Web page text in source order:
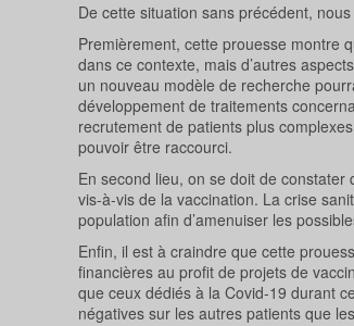
De cette situation sans précédent,
Premièrement, cette prouesse montre
dans ce contexte, mais d’autres
un nouveau modèle de recherche
développement de traitements
recrutement de patients plus
pouvoir être raccourci.
En second lieu, on se doit de
vis-à-vis de la vaccination. La crise
population afin d’amenuiser les
Enfin, il est à craindre que cette
financières au profit de projets de
que ceux dédiés à la Covid-19 durant
négatives sur les autres patients que